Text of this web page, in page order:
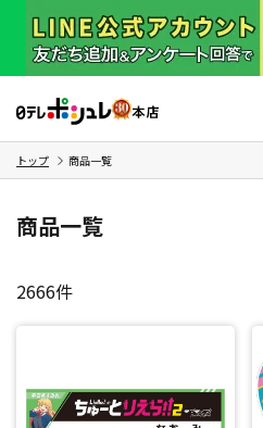
トップ 商品一覧
商品一覧
2666件